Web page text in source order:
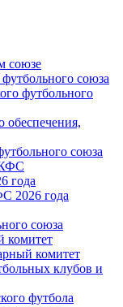
союзе
союза
футбольного
союза
года
2026 года
союза
комитет
комитет
клубов и
футбола